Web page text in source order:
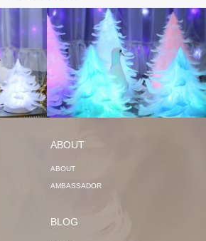
ABOUT
ABOUT
AMBASSADOR
BLOG